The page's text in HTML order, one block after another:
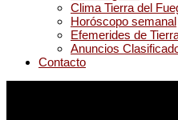
Clima Tierra del
Horóscopo semanal
Efemerides de
Anuncios
Contacto